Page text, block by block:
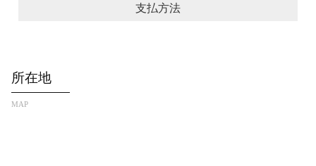
支払方法
所在地
MAP